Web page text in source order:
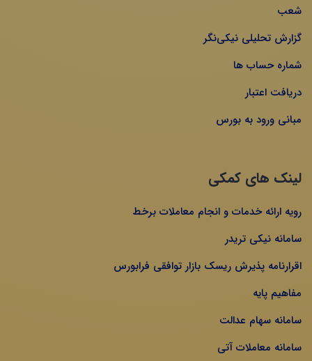
شعب
گزارش تحلیلی نیکی‌نگر
شماره حساب ها
دریافت اعتبار
مبانی ورود به بورس
لینک های کمکی
رویه ارائه خدمات و انجام معاملات برخط
سامانه نیکی تریدر
اقرارنامه پذیرش ریسک بازار توافقی فرابورس
مفاهیم پایه
سامانه سهام عدالت
سامانه معاملات آتی